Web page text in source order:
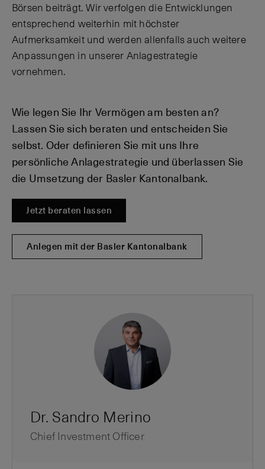
Börsen beiträgt. Wir verfolgen die Entwicklungen
entsprechend weiterhin mit höchster
Aufmerksamkeit und werden allenfalls auch weitere
Anpassungen in unserer Anlagestrategie
vornehmen.
Wie legen Sie Ihr Vermögen am besten an?
Lassen Sie sich beraten und entscheiden Sie
selbst. Oder definieren Sie mit uns Ihre
persönliche Anlagestrategie und überlassen Sie
die Umsetzung der Basler Kantonalbank.
Jetzt beraten lassen
Anlegen mit der Basler Kantonalbank
Dr. Sandro Merino
Chief Investment Officer